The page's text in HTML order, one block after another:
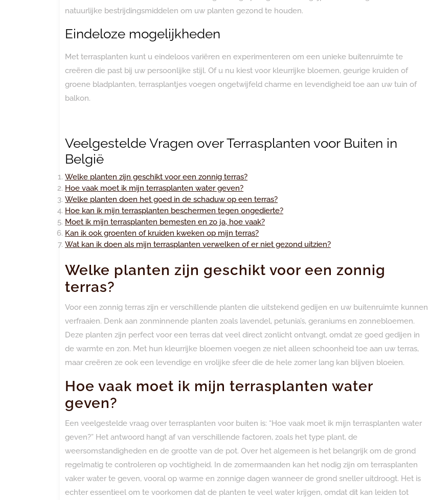
natuurlijke bestrijdingsmiddelen om uw planten gezond te houden.
Eindeloze mogelijkheden
Met terrasplanten kunt u eindeloos variëren en experimenteren om een unieke buitenruimte te
creëren die past bij uw persoonlijke stijl. Of u nu kiest voor kleurrijke bloemen, geurige kruiden of
groene bladplanten, terrasplantjes voegen ongetwijfeld charme en levendigheid toe aan uw tuin of
balkon.
Veelgestelde Vragen over Terrasplanten voor Buiten in
België
Welke planten zijn geschikt voor een zonnig terras?
Hoe vaak moet ik mijn terrasplanten water geven?
Welke planten doen het goed in de schaduw op een terras?
Hoe kan ik mijn terrasplanten beschermen tegen ongedierte?
Moet ik mijn terrasplanten bemesten en zo ja, hoe vaak?
Kan ik ook groenten of kruiden kweken op mijn terras?
Wat kan ik doen als mijn terrasplanten verwelken of er niet gezond uitzien?
Welke planten zijn geschikt voor een zonnig
terras?
Voor een zonnig terras zijn er verschillende planten die uitstekend gedijen en uw buitenruimte kunnen
verfraaien. Denk aan zonminnende planten zoals lavendel, petunia’s, geraniums en zonnebloemen.
Deze planten zijn perfect voor een terras dat veel direct zonlicht ontvangt, omdat ze goed gedijen in
de warmte en zon. Met hun kleurrijke bloemen voegen ze niet alleen schoonheid toe aan uw terras,
maar creëren ze ook een levendige en vrolijke sfeer die de hele zomer lang kan blijven bloeien.
Hoe vaak moet ik mijn terrasplanten water
geven?
Een veelgestelde vraag over terrasplanten voor buiten is: “Hoe vaak moet ik mijn terrasplanten water
geven?” Het antwoord hangt af van verschillende factoren, zoals het type plant, de
weersomstandigheden en de grootte van de pot. Over het algemeen is het belangrijk om de grond
regelmatig te controleren op vochtigheid. In de zomermaanden kan het nodig zijn om terrasplanten
vaker water te geven, vooral op warme en zonnige dagen wanneer de grond sneller uitdroogt. Het is
echter essentieel om te voorkomen dat de planten te veel water krijgen, omdat dit kan leiden tot